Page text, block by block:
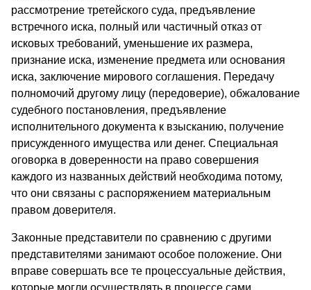
рассмотрение третейского суда, предъявление
встречного иска, полный или частичный отказ от
исковых требований, уменьшение их размера,
признание иска, изменение предмета или основания
иска, заключение мирового соглашения. Передачу
полномочий другому лицу (передоверие), обжалование
судебного постановления, предъявление
исполнительного документа к взысканию, получение
присужденного имущества или денег. Специальная
оговорка в доверенности на право совершения
каждого из названных действий необходима потому,
что они связаны с распоряжением материальным
правом доверителя.
Законные представители по сравнению с другими
представителями занимают особое положение. Они
вправе совершать все те процессуальные действия,
которые могли осуществлять в процессе сами